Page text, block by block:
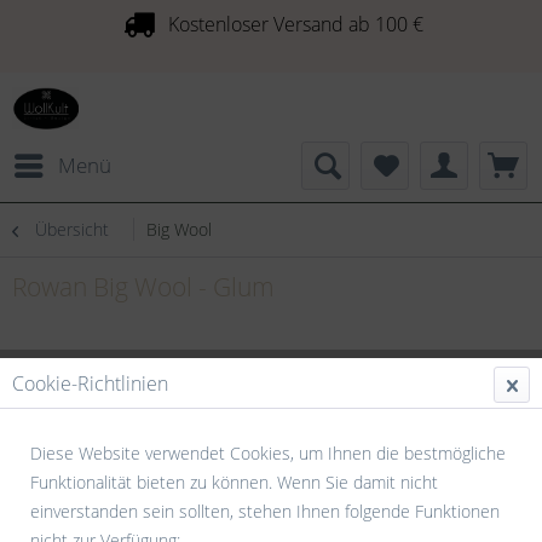
Kostenloser Versand ab 100 €
Menü
Übersicht Big Wool
Cookie-Richtlinien
Diese Website verwendet Cookies, um Ihnen die bestmögliche
Funktionalität bieten zu können. Wenn Sie damit nicht
einverstanden sein sollten, stehen Ihnen folgende Funktionen